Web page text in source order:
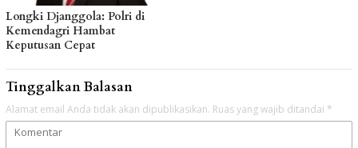
Longki Djanggola: Polri di
Kemendagri Hambat
Keputusan Cepat
Tinggalkan Balasan
Alamat email Anda tidak akan dipublikasikan. Ruas yang wajib ditandai *